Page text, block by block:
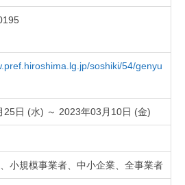
soshiki/54/genyu
25日 (水) ～ 2023年03月10日 (金)
小規模事業者、中小企業、全事業者